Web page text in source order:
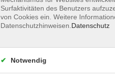
Surfaktivitäten des Benutzers
von Cookies ein. Weitere
Datenschutzhinweisen. Datenschutz
Notwendig